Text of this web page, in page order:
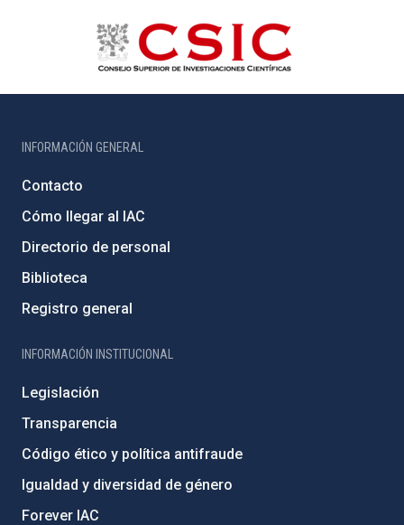
INFORMACIÓN GENERAL
Contacto
Cómo llegar al IAC
Directorio de personal
Biblioteca
Registro general
INFORMACIÓN INSTITUCIONAL
Legislación
Transparencia
Código ético y política antifraude
Igualdad y diversidad de género
Forever IAC